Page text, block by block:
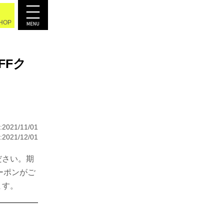
ク
11/01
12/01
い。期
ポンがご
。